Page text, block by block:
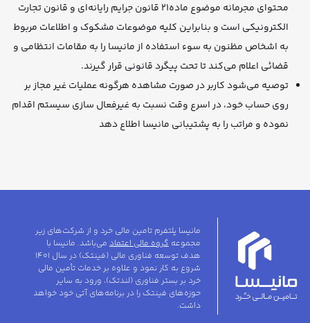
محتوای مجرمانه موضوع ماده۲۱ قانون جرایم رایانه‌ای و قانون تجارت
الکترونیکی است و بنابراین کلیه موضوعات مشكوك و اطلاعات مربوط
به اشخاص مظنون به سوء استفاده از مانیسا را به مقامات انتظامی ‌و
قضائی اعلام می‌کند تا تحت پیگرد قانونی قرار گیرند.
توصیه می‌شود کاربر در صورت مشاهده هرگونه عملیات غیر مجاز بر
روی حساب خود، در اسرع وقت نسبت به غیرفعال سازی سیستم اقدام
نموده و مراتب را به پشتیبانی مانیسا اطلاع دهد
مانیسا پلتفرم تامین مالی خرد و از شرکت‌های زیر
مجموعه گروه مالی اعتماد می‌باشد. مانیسا با
هدف توسعه فناوری مالی (فینتک) در سال ۱۴۰۱
شروع به کار نمود و علاوه بر خدمات تأمین مالی
خرد بر بستر فناوری (لندتک)، ورود به سایر
حوزه‌های فینتک را در برنامه‌های آتی خود خواهد
داشت.